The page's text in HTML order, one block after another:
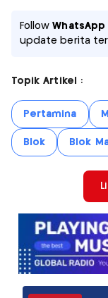
Follow
update berita
Topik Artikel :
Pertamina
Blok Blok